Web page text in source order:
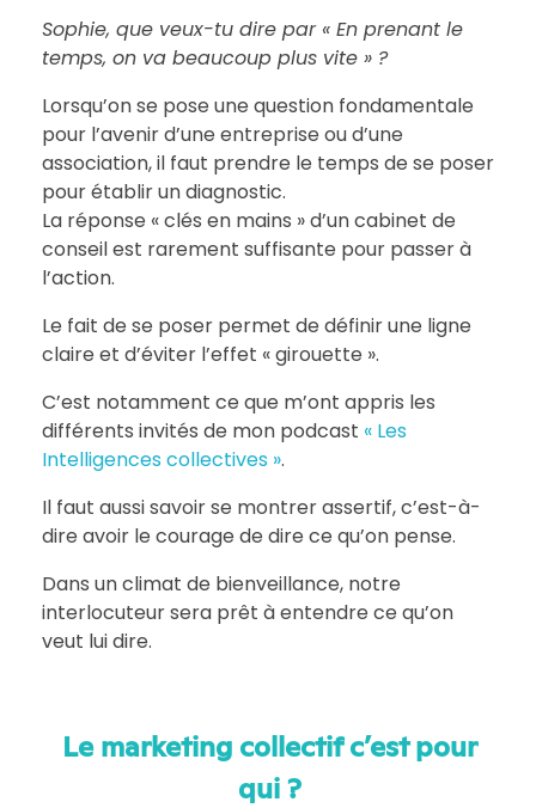
Sophie, que veux-tu dire par « En prenant le
temps, on va beaucoup plus vite » ?
Lorsqu’on se pose une question fondamentale
pour l’avenir d’une entreprise ou d’une
association, il faut prendre le temps de se poser
pour établir un diagnostic.
La réponse « clés en mains » d’un cabinet de
conseil est rarement suffisante pour passer à
l’action.
Le fait de se poser permet de définir une ligne
claire et d’éviter l’effet « girouette ».
C’est notamment ce que m’ont appris les
différents invités de mon podcast « Les
Intelligences collectives ».
Il faut aussi savoir se montrer assertif, c’est-à-
dire avoir le courage de dire ce qu’on pense.
Dans un climat de bienveillance, notre
interlocuteur sera prêt à entendre ce qu’on
veut lui dire.
Le marketing collectif c’est pour
qui ?